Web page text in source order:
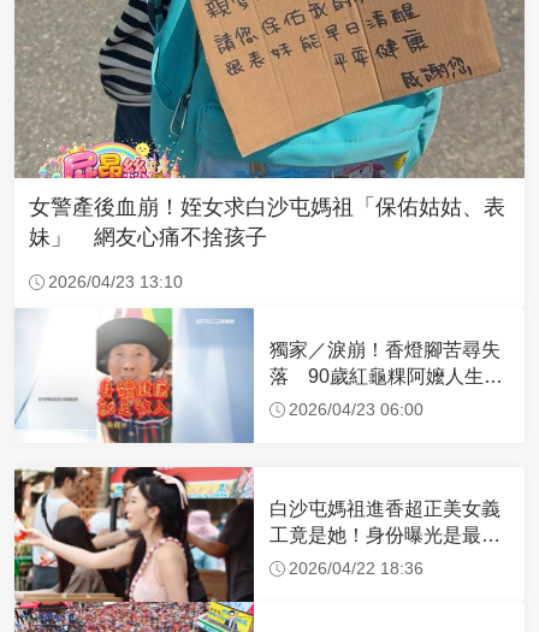
女警產後血崩！姪女求白沙屯媽祖「保佑姑姑、表
妹」 網友心痛不捨孩子
2026/04/23 13:10
獨家／淚崩！香燈腳苦尋失
落 90歲紅龜粿阿嬤人生謝
幕2026/04/23 06:00
白沙屯媽祖進香超正美女義
工竟是她！身份曝光是最美
禮生 一輩子不結婚
2026/04/22 18:36